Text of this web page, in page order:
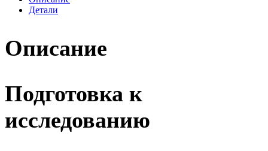
Детали
Описание
Подготовка к
исследованию